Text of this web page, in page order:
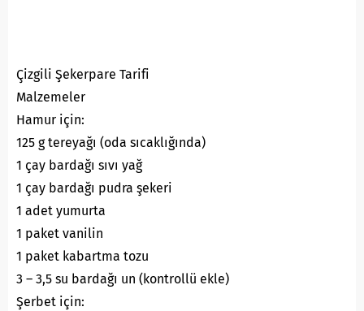
Çizgili Şekerpare Tarifi
Malzemeler
Hamur için:
125 g tereyağı (oda sıcaklığında)
1 çay bardağı sıvı yağ
1 çay bardağı pudra şekeri
1 adet yumurta
1 paket vanilin
1 paket kabartma tozu
3 – 3,5 su bardağı un (kontrollü ekle)
Şerbet için: